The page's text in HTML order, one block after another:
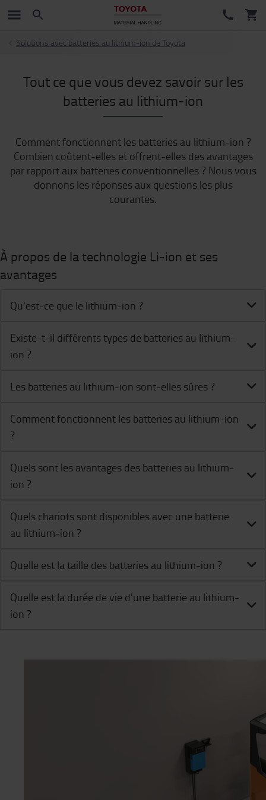
Solutions avec batteries au lithium-ion de Toyota
Tout ce que vous devez savoir sur les
batteries au lithium-ion
Comment fonctionnent les batteries au lithium-ion ?
Combien coûtent-elles et offrent-elles des avantages
par rapport aux batteries conventionnelles ? Nous vous
donnons les réponses aux questions les plus
courantes.
À propos de la technologie Li-ion et ses
avantages
Qu'est-ce que le lithium-ion ?
Existe-t-il différents types de batteries au lithium-
ion ?
Les batteries au lithium-ion sont-elles sûres ?
Comment fonctionnent les batteries au lithium-ion
?
Quels sont les avantages des batteries au lithium-
ion ?
Quels chariots sont disponibles avec une batterie
au lithium-ion ?
Quelle est la taille des batteries au lithium-ion ?
Quelle est la durée de vie d'une batterie au lithium-
ion ?